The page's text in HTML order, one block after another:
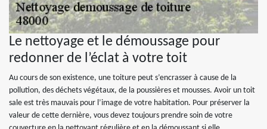
Le nettoyage et le démoussage pour
redonner de l’éclat à votre toit
Au cours de son existence, une toiture peut s’encrasser à cause de la
pollution, des déchets végétaux, de la poussières et mousses. Avoir un toit
sale est très mauvais pour l’image de votre habitation. Pour préserver la
valeur de cette dernière, vous devez toujours prendre soin de votre